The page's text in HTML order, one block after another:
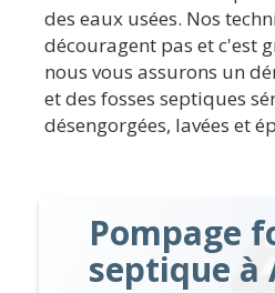
des eaux usées. Nos
découragent pas et c'est
nous vous assurons un
et des fosses septiques
désengorgées, lavées et
Pompage
septique à